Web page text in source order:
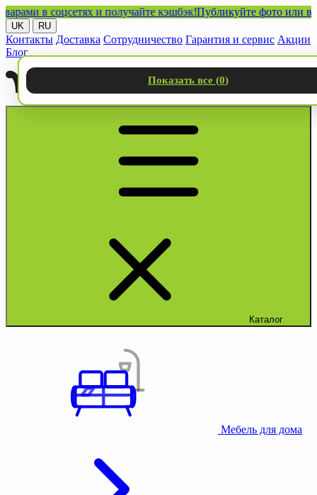
в соцсетях и получайте кэшбэк!Публикуйте фото или видео
UK RU
Контакты Доставка Сотрудничество Гарантия и сервис Акции
Блог
Каталог
Мебель для дома
Показать все (0)